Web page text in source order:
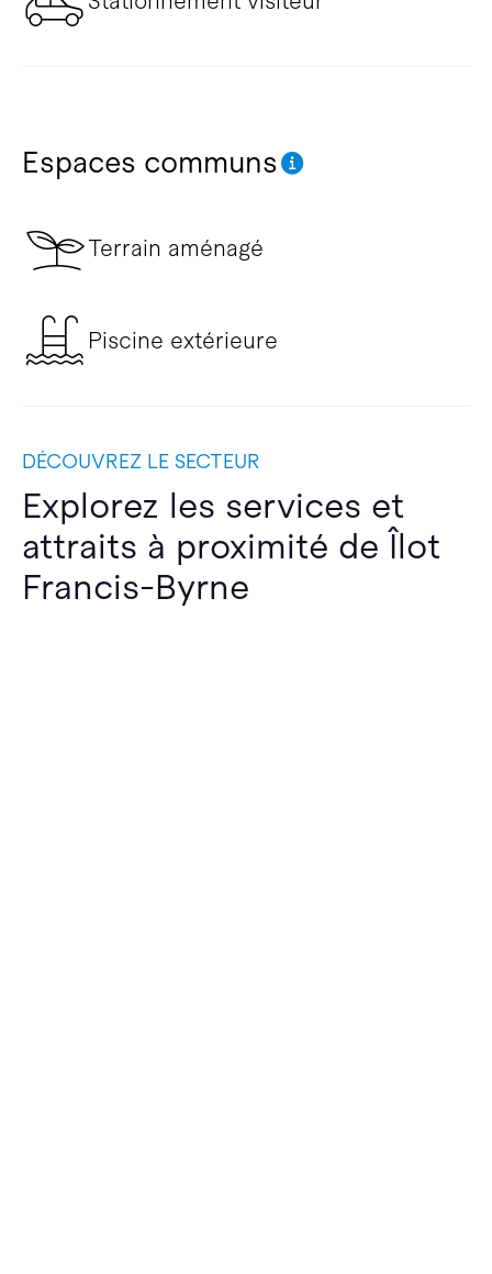
Espaces communs
Terrain aménagé
Piscine extérieure
DÉCOUVREZ LE SECTEUR
Explorez les services et
attraits à proximité de Îlot
Francis-Byrne